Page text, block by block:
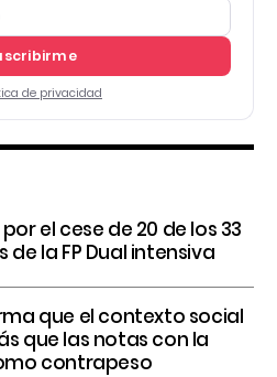
de privacidad
el cese de 20 de los 33
la FP Dual intensiva
que el contexto social
que las notas con la
contrapeso